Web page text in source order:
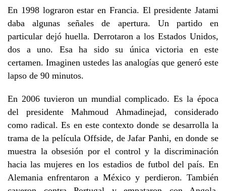
En 1998 lograron estar en Francia. El presidente Jatami
daba algunas señales de apertura. Un partido en
particular dejó huella. Derrotaron a los Estados Unidos,
dos a uno. Esa ha sido su única victoria en este
certamen. Imaginen ustedes las analogías que generó este
lapso de 90 minutos.
En 2006 tuvieron un mundial complicado. Es la época
del presidente Mahmoud Ahmadinejad, considerado
como radical. Es en este contexto donde se desarrolla la
trama de la película Offside, de Jafar Panhi, en donde se
muestra la obsesión por el control y la discriminación
hacia las mujeres en los estadios de futbol del país. En
Alemania enfrentaron a México y perdieron. También